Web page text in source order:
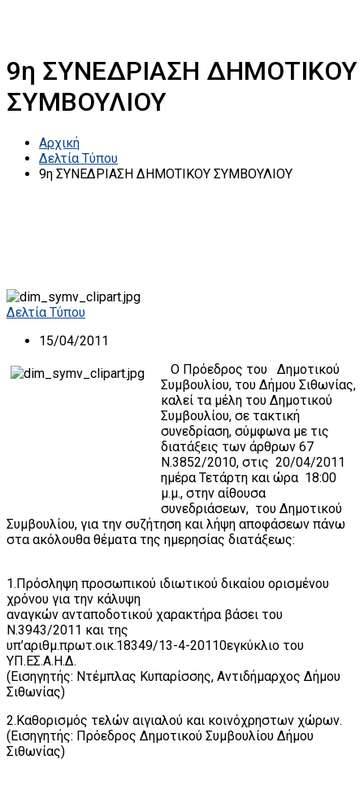
9η ΣΥΝΕΔΡΙΑΣΗ ΔΗΜΟΤΙΚΟΥ
ΣΥΜΒΟΥΛΙΟΥ
Αρχική
Δελτία Τύπου
9η ΣΥΝΕΔΡΙΑΣΗ ΔΗΜΟΤΙΚΟΥ ΣΥΜΒΟΥΛΙΟΥ
Δελτία Τύπου
15/04/2011
Ο Πρόεδρος του Δημοτικού
Συμβουλίου, του Δήμου Σιθωνίας,
καλεί τα μέλη του Δημοτικού
Συμβουλίου, σε τακτική
συνεδρίαση, σύμφωνα με τις
διατάξεις των άρθρων 67
Ν.3852/2010, στις 20/04/2011
ημέρα Τετάρτη και ώρα 18:00
μ.μ., στην αίθουσα
συνεδριάσεων, του Δημοτικού
Συμβουλίου, για την συζήτηση και λήψη αποφάσεων πάνω
στα ακόλουθα θέματα της ημερησίας διατάξεως:
1.Πρόσληψη προσωπικού ιδιωτικού δικαίου ορισμένου
χρόνου για την κάλυψη
αναγκών ανταποδοτικού χαρακτήρα βάσει του
Ν.3943/2011 και της
υπ’αριθμ.πρωτ.οικ.18349/13-4-20110εγκύκλιο του
ΥΠ.ΕΣ.Α.Η.Δ.
(Εισηγητής: Ντέμπλας Κυπαρίσσης, Αντιδήμαρχος Δήμου
Σιθωνίας)
2.Καθορισμός τελών αιγιαλού και κοινόχρηστων χώρων.
(Εισηγητής: Πρόεδρος Δημοτικού Συμβουλίου Δήμου
Σιθωνίας)